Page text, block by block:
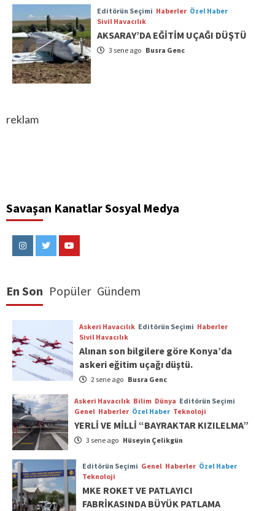
Editörün Seçimi Haberler Özel Haber
Sivil Havacılık
AKSARAY’DA EĞİTİM UÇAĞI DÜŞTÜ
3 sene ago Busra Genc
reklam
Savaşan Kanatlar Sosyal Medya
InstagramTwitterYoutube
En Son Popüler Gündem
Askeri Havacılık Editörün Seçimi Haberler
Sivil Havacılık
Alınan son bilgilere göre Konya’da
askeri eğitim uçağı düştü.
2 sene ago Busra Genc
Askeri Havacılık Bilim Dünya Editörün Seçimi
Genel Haberler Özel Haber Teknoloji
YERLİ VE MİLLİ “BAYRAKTAR KIZILELMA”
3 sene ago Hüseyin Çelikgün
Editörün Seçimi Genel Haberler Özel Haber
Teknoloji
MKE ROKET VE PATLAYICI
FABRİKASINDA BÜYÜK PATLAMA